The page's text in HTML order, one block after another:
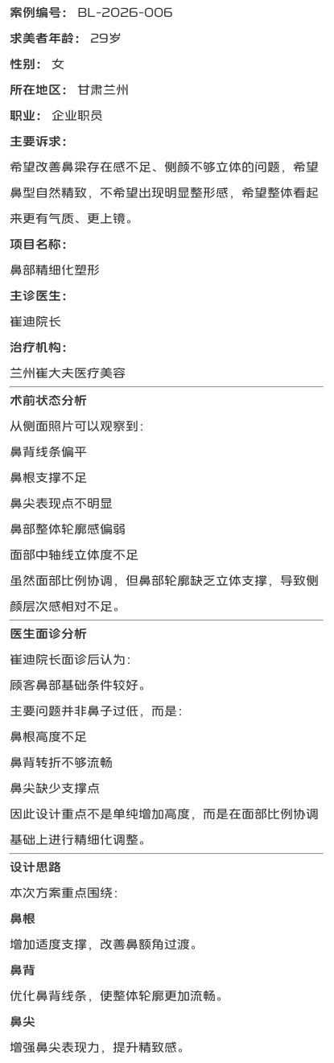
案例编号：
BL-2026-006
求美者年龄：
29岁
性别：
女
所在地区：
甘肃兰州
职业：
企业职员
主要诉求：
希望改善鼻梁存在感不足、侧颜不够立体的问题，希望
鼻型自然精致，不希望出现明显整形感，希望整体看起
来更有气质、更上镜。
项目名称：
鼻部精细化塑形
主诊医生：
崔迪院长
治疗机构：
兰州崔大夫医疗美容
术前状态分析
从侧面照片可以观察到：
鼻背线条偏平
鼻根支撑不足
鼻尖表现点不明显
鼻部整体轮廓感偏弱
面部中轴线立体度不足
虽然面部比例协调，但鼻部轮廓缺乏立体支撑，导致侧
颜层次感相对不足。
医生面诊分析
崔迪院长面诊后认为：
顾客鼻部基础条件较好。
主要问题并非鼻子过低，而是：
鼻根高度不足
鼻背转折不够流畅
鼻尖缺少支撑点
因此设计重点不是单纯增加高度，而是在面部比例协调
基础上进行精细化调整。
设计思路
本次方案重点围绕：
鼻根
增加适度支撑，改善鼻额角过渡。
鼻背
优化鼻背线条，使整体轮廓更加流畅。
鼻尖
增强鼻尖表现力，提升精致感。